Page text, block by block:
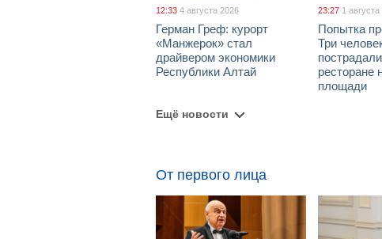
12:33 4 августа 2026
Герман Греф: курорт
«Манжерок» стал
драйвером экономики
Республики Алтай
23:27 1
Попытка
Три
ресторане
площади
Ещё новости
От первого лица